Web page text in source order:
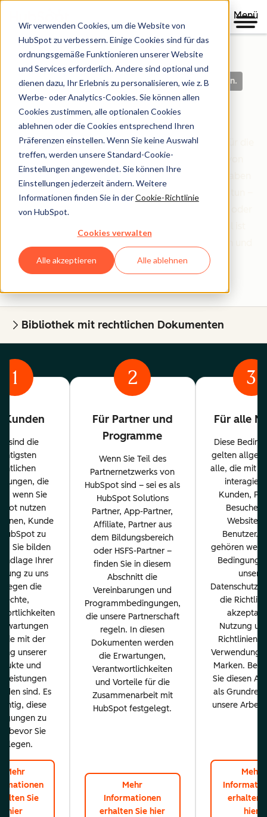
Wir verwenden Cookies, um die Website von
HubSpot zu verbessern. Einige Cookies sind für das
ordnungsgemäße Funktionieren unserer Website
und Services erforderlich. Andere sind optional und
dienen dazu, Ihr Erlebnis zu personalisieren, wie z. B
Werbe- oder Analytics-Cookies. Sie können allen
Cookies zustimmen, alle optionalen Cookies
ablehnen oder die Cookies entsprechend Ihren
Präferenzen einstellen. Wenn Sie keine Auswahl
treffen, werden unsere Standard-Cookie-
Einstellungen angewendet. Sie können Ihre
Einstellungen jederzeit ändern. Weitere
Informationen finden Sie in derCookie-Richtlinie
von HubSpot.
Cookies verwalten
Alle akzeptieren Alle ablehnen
Menü
Klare Richtlinien. Auf der Grundlage von Vertrauen.
Legal Center
Das Legal Center ist Ihre umfassende Ressource für die
Bedingungen, Richtlinien und Vereinbarungen von
HubSpot, die Ihre Beziehung zu uns regeln. Wir haben
alles danach organisiert, wer Sie sind und was Sie tun –
egal ob Sie Kundin oder Kunde sind, Partner sind oder
leicht verständlich zu machen.
Bibliothek mit rechtlichen Dokumenten
1
Kunden
sind die
die
wenn Sie
nutzen
Kunde
zu
Sie bilden
Ihrer
zu uns
legen die
Rechte,
die mit der
unserer
und
sind. Es
diese
zu
bevor Sie
Mehr
Sie
hier
2
Für Partner und
Programme
Wenn Sie Teil des
Partnernetzwerks von
HubSpot sind – sei es als
HubSpot Solutions
Partner, App-Partner,
Affiliate, Partner aus
dem Bildungsbereich
oder HSFS-Partner –
finden Sie in diesem
Abschnitt die
Vereinbarungen und
Programmbedingungen,
die unsere Partnerschaft
regeln. In diesen
Dokumenten werden
die Erwartungen,
Verantwortlichkeiten
und Vorteile für die
Zusammenarbeit mit
HubSpot festgelegt.
Mehr
Informationen
erhalten Sie hier
3
Für alle
Diese
gelten
alle, die mit
Kunden,
Besucher
Website
Benutzer.
gehören
unsere
die
Nutzung
Richtlinien
Verwendung
Marken.
Sie diesen
als
unsere
Mehr
erhalten
hier